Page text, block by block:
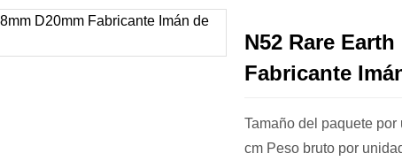
N52 Rare
Fabricante
Tamaño del paquete
cm Peso bruto por